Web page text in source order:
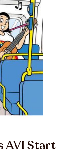
AVI Start